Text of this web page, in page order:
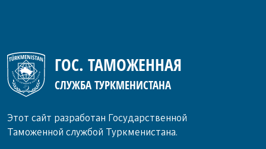
ГОС. ТАМОЖЕННАЯ
СЛУЖБА ТУРКМЕНИСТАНА
Этот сайт разработан Государственной
Таможенной службой Туркменистана.